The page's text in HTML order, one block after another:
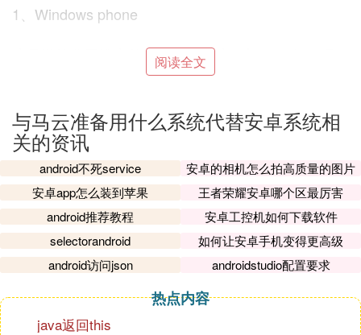
1、Windows phone
这是微软公司推出的一款手机系统，与2010年10月
发布，上线之初，这款系统凭借着微软Windows系统
软对于这款系统并不是很“上心”，而且由于安卓和iO
S发展迅猛的原因，Windows phone系统如今已经关
闭服务了。
2、Symbian（塞班系统）
功能机时代，诺基亚和塞班系统可以说是绝对的王
者，在当年，销量最高的手机是诺基亚，而每一部诺
基亚手机，甚至可以说每一部功能机使用的都是塞班
系统。只是随着智能手机和安卓的兴起，诺基亚和塞
班系统没落了。
阅读全文
与马云准备用什么系统代替安卓系统相
关的资讯
android不死service
安卓的相机怎么拍高质量的图片
安卓app怎么装到苹果
王者荣耀安卓哪个区最厉害
android推荐教程
安卓工控机如何下载软件
selectorandroid
如何让安卓手机变得更高级
android访问json
androidstudio配置要求
热点内容
java返回this